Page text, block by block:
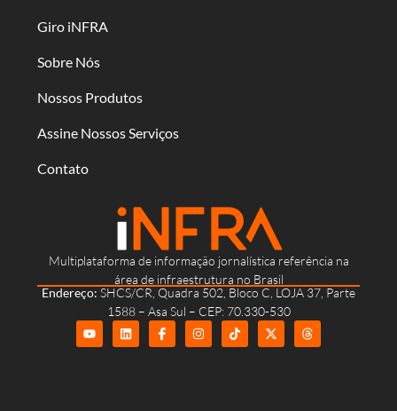
Multiplataforma de informação jornalística referência na
área de infraestrutura no Brasil
Endereço: SHCS/CR, Quadra 502, Bloco C, LOJA 37, Parte
1588 – Asa Sul – CEP: 70.330-530
Giro iNFRA
Sobre Nós
Nossos Produtos
Assine Nossos Serviços
Contato